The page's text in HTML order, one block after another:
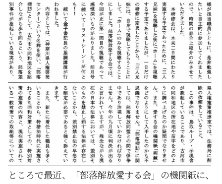
ところで最近、「部落解放愛する会」の機関紙に、